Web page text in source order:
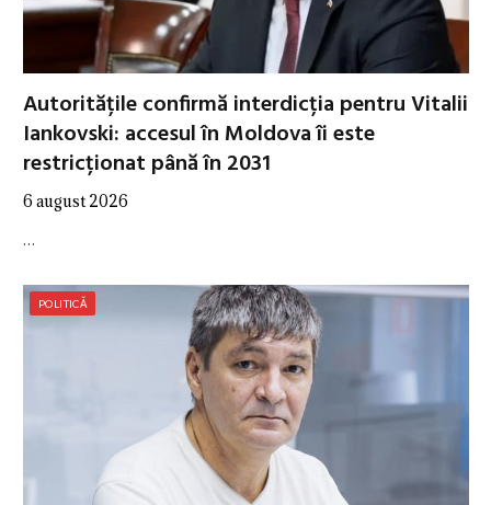
Autoritățile confirmă interdicția pentru Vitalii
Iankovski: accesul în Moldova îi este
restricționat până în 2031
6 august 2026
…
POLITICĂ